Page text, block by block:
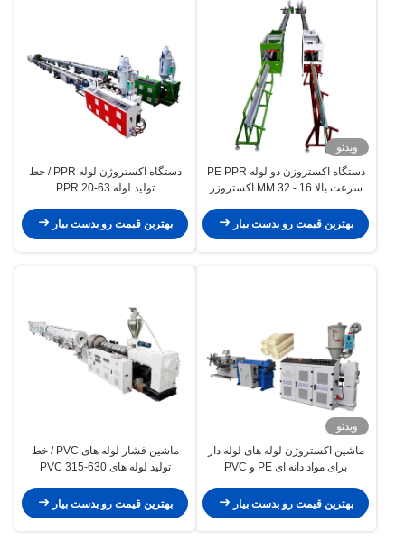
ویدئو
دستگاه اکستروزن دو لوله PE PPR
سرعت بالا 16 - 32 MM اکستروزر
بهترین قیمت رو بدست بیار
دستگاه اکستروژن لوله PPR / خط
تولید لوله PPR 20-63
بهترین قیمت رو بدست بیار
ویدئو
ماشین اکستروژن لوله های لوله دار
برای مواد دانه ای PE و PVC
بهترین قیمت رو بدست بیار
ماشین فشار لوله های PVC / خط
تولید لوله های PVC 315-630
بهترین قیمت رو بدست بیار